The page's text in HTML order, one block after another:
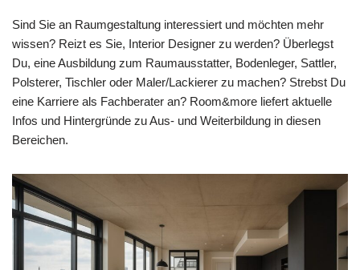
Sind Sie an Raumgestaltung interessiert und möchten mehr
wissen? Reizt es Sie, Interior Designer zu werden? Überlegst
Du, eine Ausbildung zum Raumausstatter, Bodenleger, Sattler,
Polsterer, Tischler oder Maler/Lackierer zu machen? Strebst Du
eine Karriere als Fachberater an? Room&more liefert aktuelle
Infos und Hintergründe zu Aus- und Weiterbildung in diesen
Bereichen.